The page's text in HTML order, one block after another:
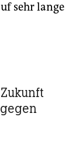
sehr lange